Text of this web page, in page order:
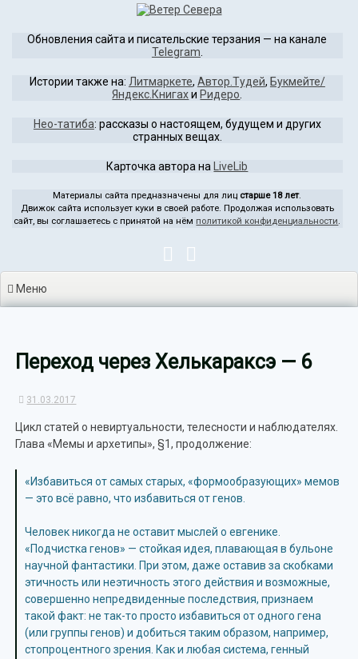
содержимому
Обновления сайта и писательские терзания — на канале
Telegram
Истории также на: Литмаркете, Автор.Тудей, Букмейте/
Яндекс.Книгахи Ридеро
Нео-татиба: рассказы о настоящем, будущем и других
странных вещах.
Карточка автора на LiveLib
Материалы сайта предназначены для лиц старше 18 лет.
Движок сайта использует куки в своей работе. Продолжая использовать
сайт, вы соглашаетесь с принятой на нём политикой конфиденциальности.
Меню
Переход через Хелькараксэ — 6
31.03.2017
Цикл статей о невиртуальности, телесности и наблюдателях.
Глава «Мемы и архетипы», §1, продолжение:
«Избавиться от самых старых, «формообразующих» мемов
— это всё равно, что избавиться от генов.
Человек никогда не оставит мыслей о евгенике.
«Подчистка генов» — стойкая идея, плавающая в бульоне
научной фантастики. При этом, даже оставив за скобками
этичность или неэтичность этого действия и возможные,
совершенно непредвиденные последствия, признаем
такой факт: не так-то просто избавиться от одного гена
(или группы генов) и добиться таким образом, например,
стопроцентного зрения. Как и любая система, генный